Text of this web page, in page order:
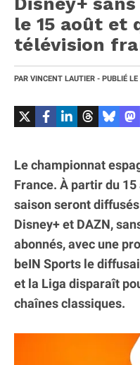
le 15 août et
télévision
PAR VINCENT LAUTIER - PUBLIÉ LE
Le championnat
France. À partir du
saison seront
Disney+ et DAZN,
abonnés, avec une
beIN Sports le
et la Liga disparaît
chaînes classiques.